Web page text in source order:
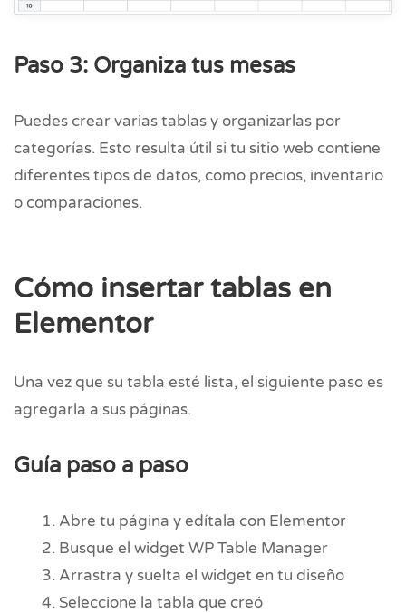
Paso 3: Organiza tus mesas
Puedes crear varias tablas y organizarlas por
categorías. Esto resulta útil si tu sitio web contiene
diferentes tipos de datos, como precios, inventario
o comparaciones.
Cómo insertar tablas en
Elementor
Una vez que su tabla esté lista, el siguiente paso es
agregarla a sus páginas.
Guía paso a paso
Abre tu página y edítala con Elementor
Busque el widget WP Table Manager
Arrastra y suelta el widget en tu diseño
Seleccione la tabla que creó